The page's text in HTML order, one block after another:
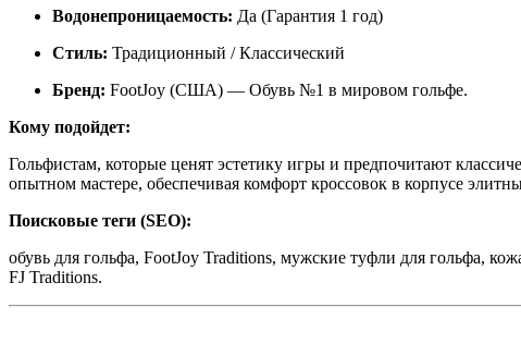
Водонепроницаемость: Да (Гарантия 1 год)
Стиль: Традиционный / Классический
Бренд: FootJoy (США) — Обувь №1 в мировом гольфе.
Кому подойдет:
Гольфистам, которые ценят эстетику игры и предпочитают
опытном мастере, обеспечивая комфорт кроссовок в корпусе
Поисковые теги (SEO):
обувь для гольфа, FootJoy Traditions, мужские туфли для гольфа,
FJ Traditions.